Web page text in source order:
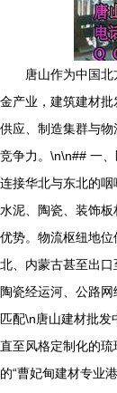
唐山作为中国
金产业，建筑建材
供应、制造集群与
竞争力。\n\n## 一
连接华北与东北的咽
水泥、陶瓷、装饰板
优势。物流枢纽地
北、内蒙古甚至出
陶瓷经运河、公路
匹配\n唐山建材批
直至风格定制化的
的“曹妃甸建材专业